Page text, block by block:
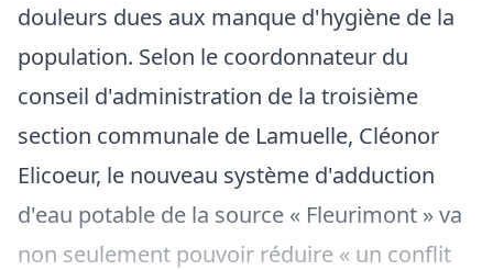
douleurs dues aux manque d'hygiène de la
population. Selon le coordonnateur du
conseil d'administration de la troisième
section communale de Lamuelle, Cléonor
Elicoeur, le nouveau système d'adduction
d'eau potable de la source « Fleurimont » va
non seulement pouvoir réduire « un conflit